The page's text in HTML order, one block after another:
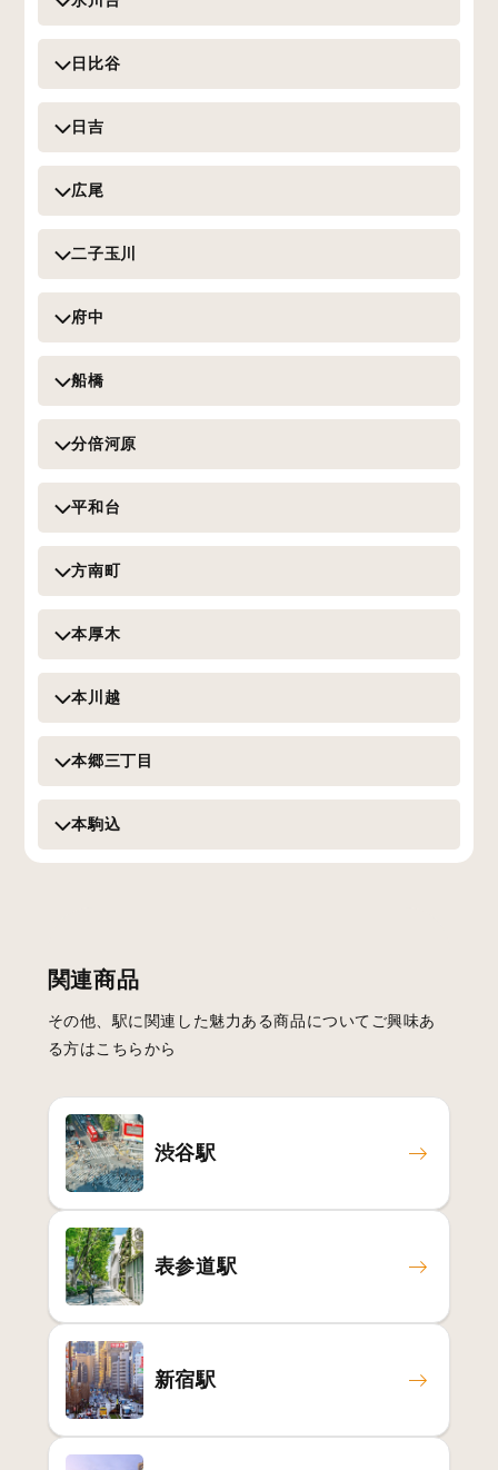
日比谷
日吉
広尾
二子玉川
府中
船橋
分倍河原
平和台
方南町
本厚木
本川越
本郷三丁目
本駒込
関連商品
その他、駅に関連した魅力ある商品についてご興味あ
る方はこちらから
渋谷駅
表参道駅
新宿駅